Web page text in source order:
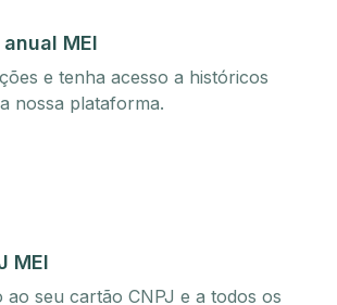
MEI
e tenha acesso a históricos
nossa plataforma.
MEI
ao seu cartão CNPJ e a todos os